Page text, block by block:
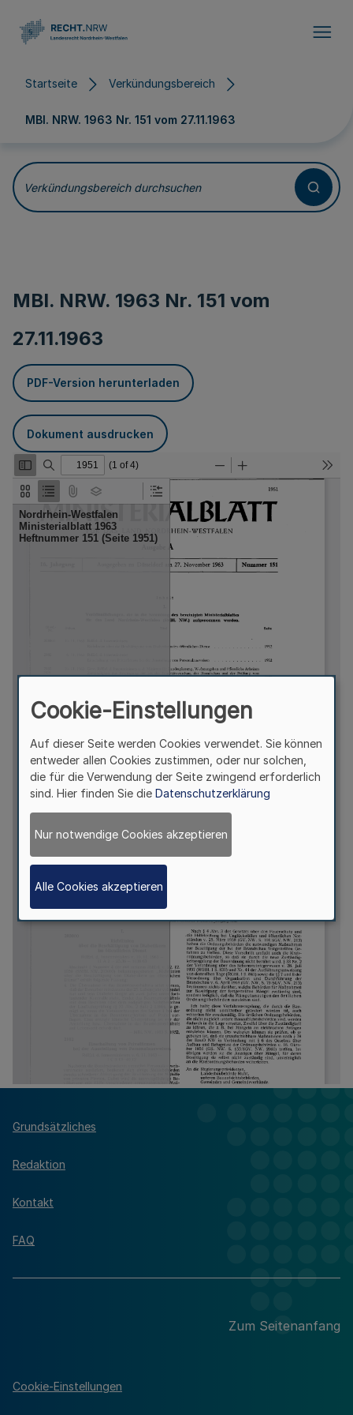
Startseite Verkündungsbereich
MBl. NRW. 1963 Nr. 151 vom 27.11.1963
Verkündungsbereich durchsuchen
MBl. NRW. 1963 Nr. 151 vom
27.11.1963
PDF-Version herunterladen
Dokument ausdrucken
Grundsätzliches
Redaktion
Kontakt
FAQ
Zum Seitenanfang
Cookie-Einstellungen
Cookie-Einstellungen
Auf dieser Seite werden Cookies verwendet. Sie können
entweder allen Cookies zustimmen, oder nur solchen,
die für die Verwendung der Seite zwingend erforderlich
sind. Hier finden Sie die Datenschutzerklärung
Nur notwendige Cookies akzeptieren
Alle Cookies akzeptieren